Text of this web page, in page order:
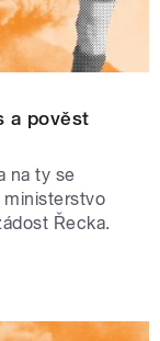
a pověst
na ty se
ministerstvo
Řecka.